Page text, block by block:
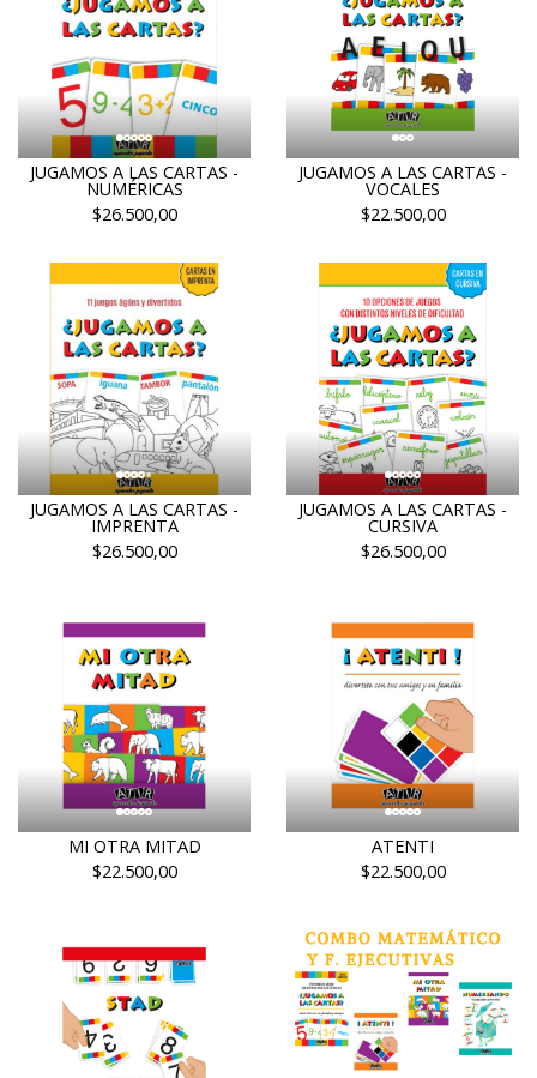
JUGAMOS A LAS CARTAS -
NUMÉRICAS
$26.500,00
JUGAMOS A LAS CARTAS -
VOCALES
$22.500,00
JUGAMOS A LAS CARTAS -
IMPRENTA
$26.500,00
JUGAMOS A LAS CARTAS -
CURSIVA
$26.500,00
MI OTRA MITAD
$22.500,00
ATENTI
$22.500,00